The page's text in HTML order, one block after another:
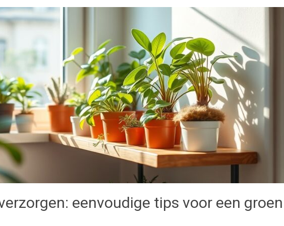
eenvoudige tips voor een groen